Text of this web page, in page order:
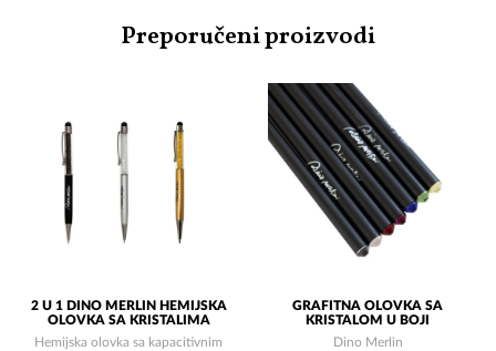
Preporučeni proizvodi
2 U 1 DINO MERLIN HEMIJSKA
OLOVKA SA KRISTALIMA
Hemijska olovka sa kapacitivnim
GRAFITNA OLOVKA SA
KRISTALOM U BOJI
Dino Merlin